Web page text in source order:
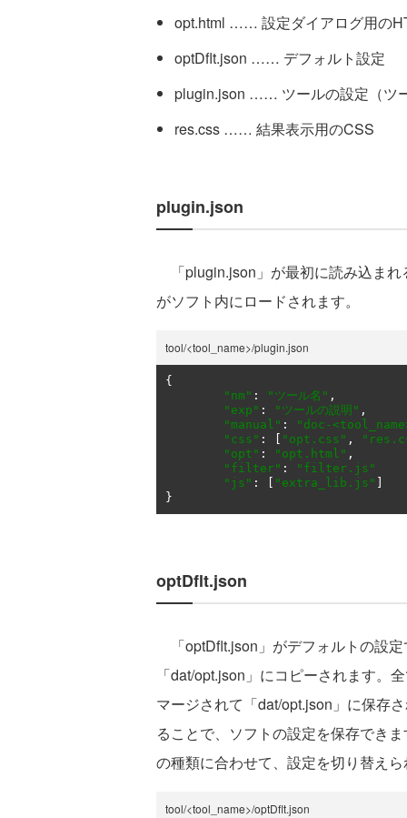
opt.html …… 設定ダイアログ用の
optDflt.json …… デフォルト設定
plugin.json …… ツールの設定（ツ
res.css …… 結果表示用のCSS
plugin.json
「plugin.json」が最初に読み込ま
がソフト内にロードされます。
tool/<tool_name>/plugin.json
{
"nm" : "ツール名" ,
"exp" : "ツールの説明" ,
"manual" : "doc-
"css" : "opt.css" ,
"opt" : "opt.html" ,
"filter" :
"filter.js"
"js" : "extra_lib.js"
}
optDflt.json
「optDflt.json」がデフォルトの設
「dat/opt.json」にコピーされます。
マージされて「dat/opt.json」に保存
ることで、ソフトの設定を保存でき
の種類に合わせて、設定を切り替えら
tool/<tool_name>/optDflt.json